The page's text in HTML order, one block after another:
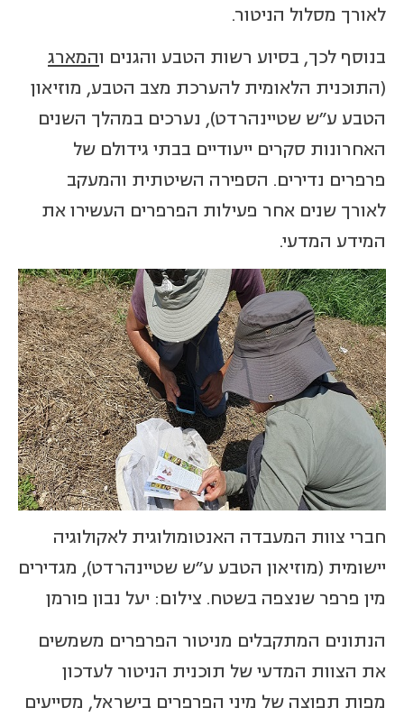
לאורך מסלול הניטור.
בנוסף לכך, בסיוע רשות הטבע והגנים והמארג
(התוכנית הלאומית להערכת מצב הטבע, מוזיאון
הטבע ע"ש שטיינהרדט), נערכים במהלך השנים
האחרונות סקרים ייעודיים בבתי גידולם של
פרפרים נדירים. הספירה השיטתית והמעקב
לאורך שנים אחר פעילות הפרפרים העשירו את
המידע המדעי.
חברי צוות המעבדה האנטומולוגית לאקולוגיה
יישומית (מוזיאון הטבע ע"ש שטיינהרדט), מגדירים
מין פרפר שנצפה בשטח. צילום: יעל נבון פורמן
הנתונים המתקבלים מניטור הפרפרים משמשים
את הצוות המדעי של תוכנית הניטור לעדכון
מפות תפוצה של מיני הפרפרים בישראל, מסייעים